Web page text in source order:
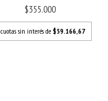
$355.000
cuotas sin interés de $59.166,67